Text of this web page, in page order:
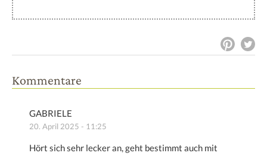
Kommentare
GABRIELE
20. April 2025 - 11:25
Hört sich sehr lecker an, geht bestimmt auch mit